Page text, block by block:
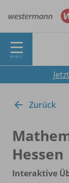
MENÜ
Zurück
Hessen
Interaktive